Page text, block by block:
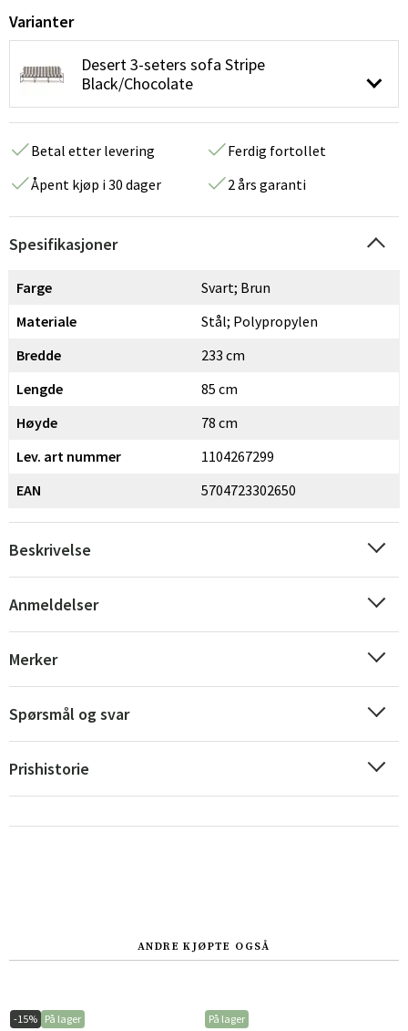
Norge
Suomi
Varianter
Desert 3-seters sofa Stripe
Black/Chocolate
Betal etter levering
Ferdig fortollet
Åpent kjøp i 30 dager
2 års garanti
Spesifikasjoner
Farge
Svart; Brun
Materiale
Stål; Polypropylen
Bredde
233 cm
Lengde
85 cm
Høyde
78 cm
Lev. art nummer
1104267299
EAN
5704723302650
Beskrivelse
Anmeldelser
Merker
Spørsmål og svar
Prishistorie
ANDRE KJØPTE OGSÅ
-15% På lager På lager